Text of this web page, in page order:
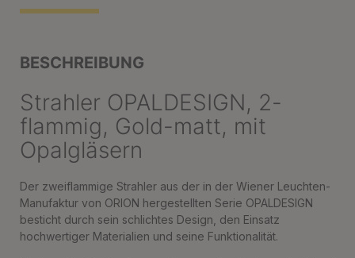
BESCHREIBUNG
Strahler OPALDESIGN, 2-
flammig, Gold-matt, mit
Opalgläsern
Der zweiflammige Strahler aus der in der Wiener Leuchten-
Manufaktur von ORION hergestellten Serie OPALDESIGN
besticht durch sein schlichtes Design, den Einsatz
hochwertiger Materialien und seine Funktionalität.